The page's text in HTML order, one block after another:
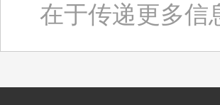
在于传递更多信